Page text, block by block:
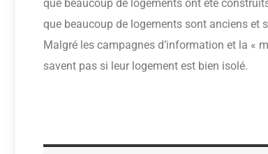
que beaucoup de logements ont été
que beaucoup de logements sont anciens et
Malgré les campagnes d’information et la «
savent pas si leur logement est bien isolé.